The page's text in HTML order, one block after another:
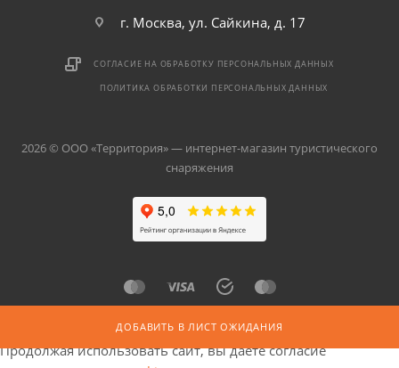
ДОБАВИТЬ В ЛИСТ ОЖИДАНИЯ
г. Москва, ул. Сайкина, д. 17
СОГЛАСИЕ НА ОБРАБОТКУ ПЕРСОНАЛЬНЫХ ДАННЫХ
ПОЛИТИКА ОБРАБОТКИ ПЕРСОНАЛЬНЫХ ДАННЫХ
2026 © ООО «Территория» — интернет-магазин туристического
снаряжения
Продолжая использовать сайт, вы даете согласие